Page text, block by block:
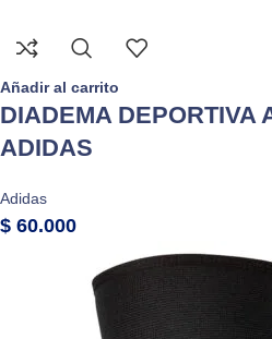
Añadir al carrito
DIADEMA DEPORTIVA
ADIDAS
Adidas
$ 60.000